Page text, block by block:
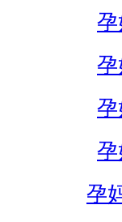
孕
孕
孕
孕